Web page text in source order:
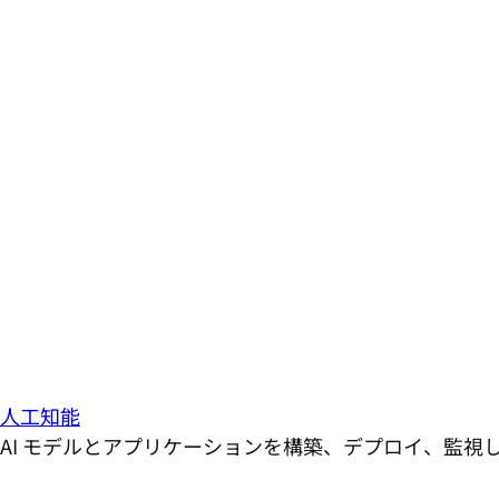
人工知能
AI モデルとアプリケーションを構築、デプロイ、監視